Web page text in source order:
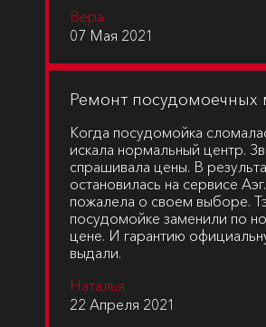
Вера
07 Мая 2021
Ремонт посудомоечных
Когда посудомойка
искала нормальный центр.
спрашивала цены. В
остановилась на сервисе
пожалела о своем выборе.
посудомойке заменили по
цене. И гарантию
выдали.
Наталья
22 Апреля 2021